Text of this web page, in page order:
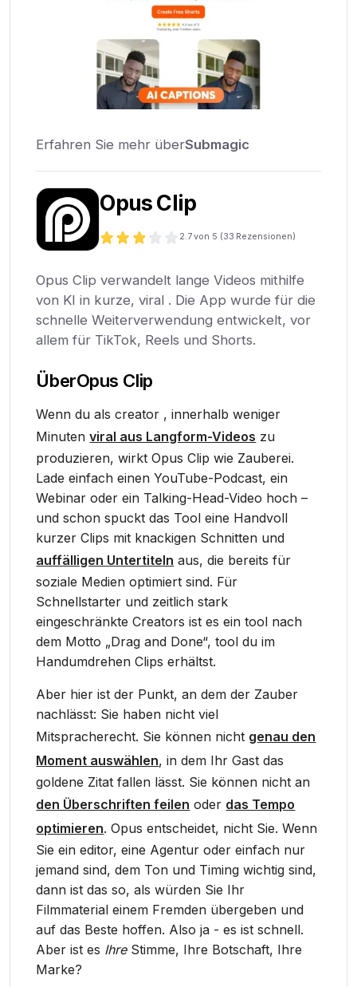
Erfahren Sie mehr überSubmagic
Opus Clip
2.7von 5 (33 Rezensionen)
Opus Clip verwandelt lange Videos mithilfe
von KI in kurze, viral . Die App wurde für die
schnelle Weiterverwendung entwickelt, vor
allem für TikTok, Reels und Shorts.
ÜberOpus Clip
Wenn du als creator , innerhalb weniger
Minutenviral aus Langform-Videos zu
produzieren, wirkt Opus Clip wie Zauberei.
Lade einfach einen YouTube-Podcast, ein
Webinar oder ein Talking-Head-Video hoch –
und schon spuckt das Tool eine Handvoll
kurzer Clips mit knackigen Schnitten und
auffälligen Untertiteln aus, die bereits für
soziale Medien optimiert sind. Für
Schnellstarter und zeitlich stark
eingeschränkte Creators ist es ein tool nach
dem Motto „Drag and Done“, tool du im
Handumdrehen Clips erhältst.
Aber hier ist der Punkt, an dem der Zauber
nachlässt: Sie haben nicht viel
Mitspracherecht. Sie können nicht genau den
Moment auswählen, in dem Ihr Gast das
goldene Zitat fallen lässt. Sie können nicht an
den Überschriften feilen oder das Tempo
optimieren. Opus entscheidet, nicht Sie. Wenn
Sie ein editor, eine Agentur oder einfach nur
jemand sind, dem Ton und Timing wichtig sind,
dann ist das so, als würden Sie Ihr
Filmmaterial einem Fremden übergeben und
auf das Beste hoffen. Also ja - es ist schnell.
Aber ist es IhreStimme, Ihre Botschaft, Ihre
Marke?